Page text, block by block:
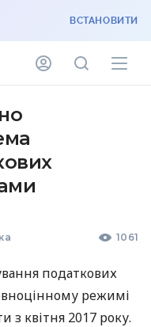
ВСТАНОВИТИ
1061
податкових
режимі
з квітня 2017 року.